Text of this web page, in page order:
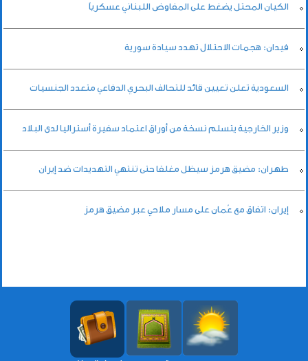
الكيان المحتل يضغط على المفاوض اللبناني عسكرياً
فيدان: هجمات الاحتلال تهدد سيادة سورية
السعودية تعلن تعيين قائد للتحالف البحري الدفاعي متعدد الجنسيات
وزير الخارجية يتسلم نسخة من أوراق اعتماد سفيرة أستراليا لدى البلاد
طهران: مضيق هرمز سيظل مغلقا حتى تنتهي التهديدات ضد إيران
إيران: اتفاق مع عُمان على مسار ملاحي عبر مضيق هرمز